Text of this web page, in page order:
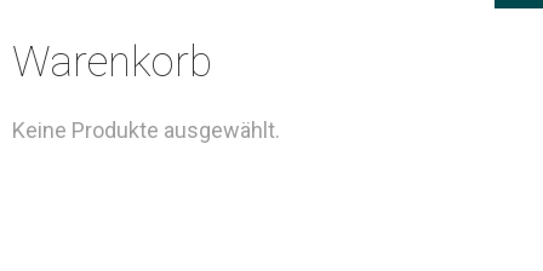
Warenkorb
Keine Produkte ausgewählt.